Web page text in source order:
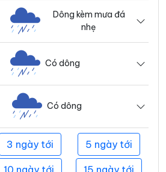
Dông kèm mưa đá
nhẹ
Có dông
Có dông
3 ngày tới 5 ngày tới
10 ngày tới 15 ngày tới